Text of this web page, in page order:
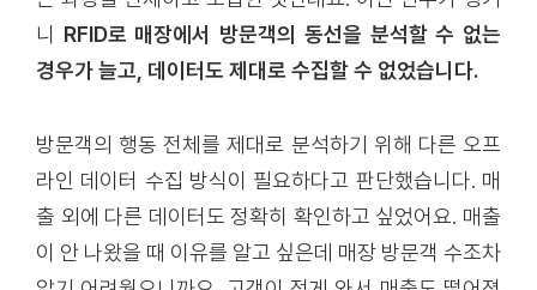
니 RFID로 매장에서 방문객의 동선을 분석할 수 없는
경우가 늘고, 데이터도 제대로 수집할 수 없었습니다.
방문객의 행동 전체를 제대로 분석하기 위해 다른 오프
라인 데이터 수집 방식이 필요하다고 판단했습니다. 매
출 외에 다른 데이터도 정확히 확인하고 싶었어요. 매출
이 안 나왔을 때 이유를 알고 싶은데 매장 방문객 수조차